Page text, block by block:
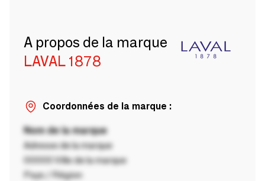
A propos de la marque
LAVAL 1878
Coordonnées de la marque :
Nom de la marque
Adresse de la marque
00000 Ville de la marque
Pays / Région